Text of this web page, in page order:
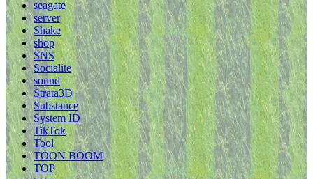
seagate
server
Shake
shop
SNS
Socialite
sound
Strata3D
Substance
System ID
TikTok
Tool
TOON BOOM
TOP